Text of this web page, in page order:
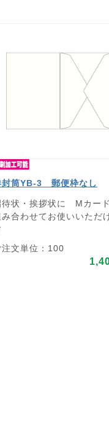
封筒YB-3 郵便枠なし
待状・挨拶状に Mカー
み合わせてお使いいただ
注文単位：100